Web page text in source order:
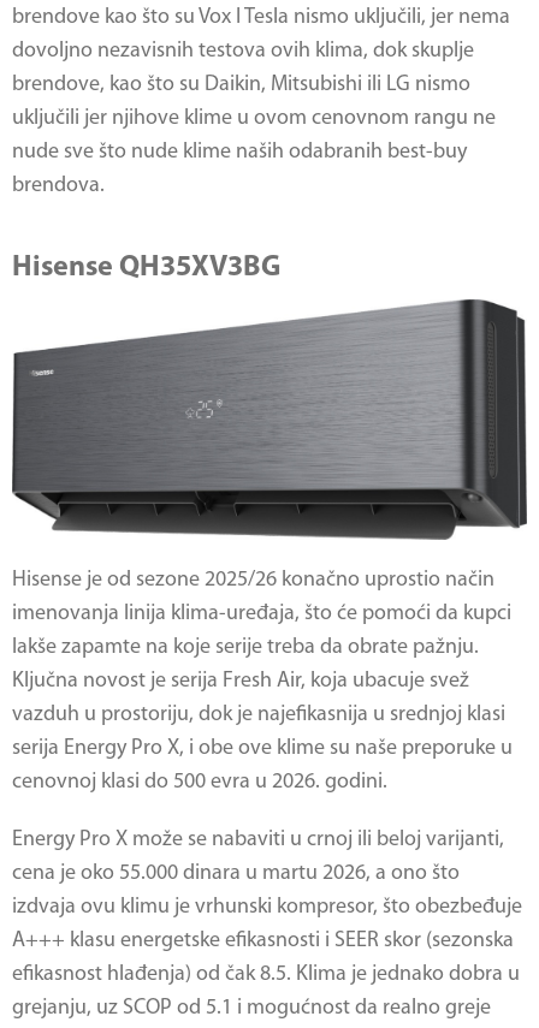
brendove kao što su Vox I Tesla nismo uključili, jer nema
dovoljno nezavisnih testova ovih klima, dok skuplje
brendove, kao što su Daikin, Mitsubishi ili LG nismo
uključili jer njihove klime u ovom cenovnom rangu ne
nude sve što nude klime naših odabranih best-buy
brendova.
Hisense QH35XV3BG
Hisense je od sezone 2025/26 konačno uprostio način
imenovanja linija klima-uređaja, što će pomoći da kupci
lakše zapamte na koje serije treba da obrate pažnju.
Ključna novost je serija Fresh Air, koja ubacuje svež
vazduh u prostoriju, dok je najefikasnija u srednjoj klasi
serija Energy Pro X, i obe ove klime su naše preporuke u
cenovnoj klasi do 500 evra u 2026. godini.
Energy Pro X može se nabaviti u crnoj ili beloj varijanti,
cena je oko 55.000 dinara u martu 2026, a ono što
izdvaja ovu klimu je vrhunski kompresor, što obezbeđuje
A+++ klasu energetske efikasnosti i SEER skor (sezonska
efikasnost hlađenja) od čak 8.5. Klima je jednako dobra u
grejanju, uz SCOP od 5.1 i mogućnost da realno greje